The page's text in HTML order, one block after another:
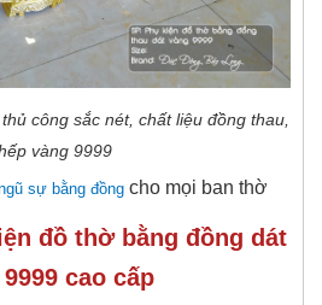
công sắc nét, chất liệu đồng thau,
vàng 9999
sự bằng đồng cho mọi ban thờ
đồ thờ bằng đồng dát
cao cấp